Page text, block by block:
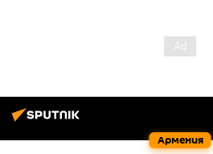
Армения